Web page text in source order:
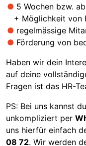
5 Wochen bzw.
+ Möglichkeit von
regelmässige
Förderung von
Haben wir dein
auf deine
Fragen ist das HR-
PS: Bei uns kannst
unkompliziert per
uns hierfür einfach
08 72. Wir werden